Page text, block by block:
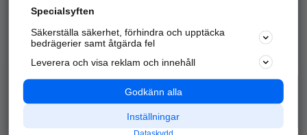
Alla kategorier
Populära sökningar
API & Kartor
Annonsera
Integritet
Nödnummer
Specialsyften
Säkerställa säkerhet, förhindra och upptäcka
bedrägerier samt åtgärda fel
Leverera och visa reklam och innehåll
Godkänn alla
Inställningar
Dataskydd